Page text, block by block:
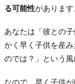
る可能性があります
あなたは「彼との
かく早く子供を産
のでは？」という風